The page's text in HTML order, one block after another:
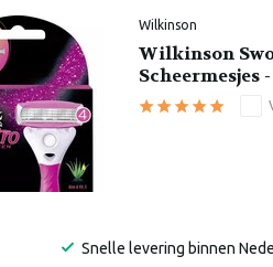
Wilkinson
Wilkinson
Scheermesjes
Snelle levering binnen